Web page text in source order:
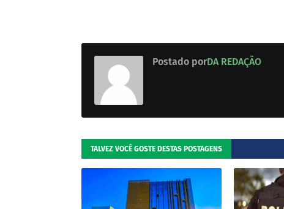
Postado porDA REDAÇÃO
TALVEZ VOCÊ GOSTE DESTAS POSTAGENS